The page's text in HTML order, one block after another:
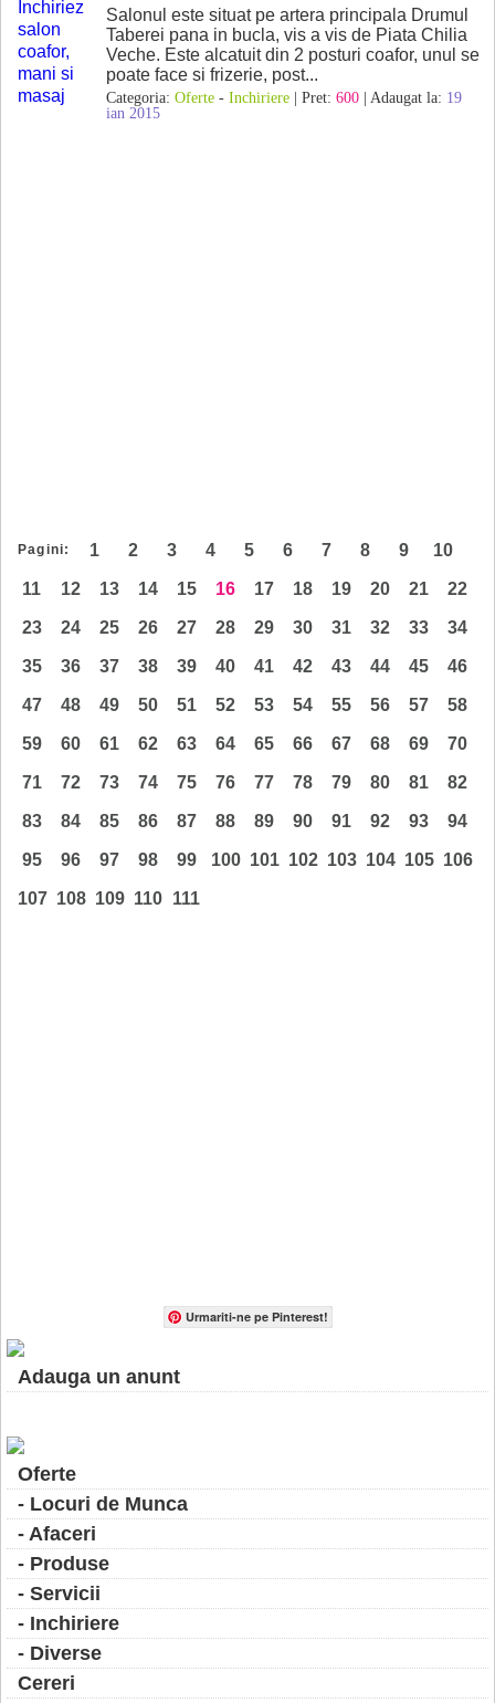
Salonul este situat pe artera principala Drumul
Taberei pana in bucla, vis a vis de Piata Chilia
Veche. Este alcatuit din 2 posturi coafor, unul se
poate face si frizerie, post...
Categoria: Oferte - Inchiriere | Pret: 600 | Adaugat la: 19
ian 2015
Pagini: 1 2 3 4 5 6 7 8 9 10
11 12 13 14 15 16 17 18 19 20 21 22
23 24 25 26 27 28 29 30 31 32 33 34
35 36 37 38 39 40 41 42 43 44 45 46
47 48 49 50 51 52 53 54 55 56 57 58
59 60 61 62 63 64 65 66 67 68 69 70
71 72 73 74 75 76 77 78 79 80 81 82
83 84 85 86 87 88 89 90 91 92 93 94
95 96 97 98 99 100 101 102 103 104 105 106
107 108 109 110 111
Urmariti-ne pe Pinterest!
Adauga un anunt
Oferte
- Locuri de Munca
- Afaceri
- Produse
- Servicii
- Inchiriere
- Diverse
Cereri